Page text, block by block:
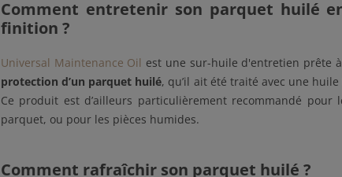
Comment entretenir son parquet huilé
finition ?
Universal Maintenance Oil est une sur-huile d'entretien prête
protection d’un parquet huilé, qu’il ait été traité avec une
Ce produit est d’ailleurs particulièrement recommandé
parquet, ou pour les pièces humides.
Comment rafraîchir son parquet huilé ?